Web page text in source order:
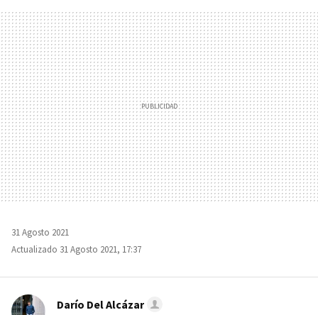
MAIL
31 Agosto 2021
Actualizado 31 Agosto 2021, 17:37
Darío Del Alcázar